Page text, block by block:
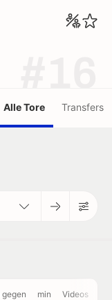
Alle Tore Transfers
gegen min Videos